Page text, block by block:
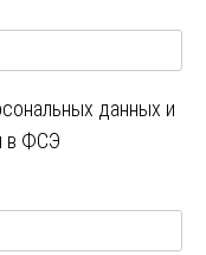
данных и
в ФСЭ